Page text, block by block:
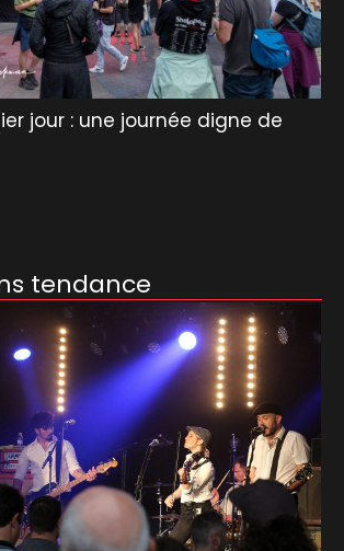
jour : une journée digne de
tendance